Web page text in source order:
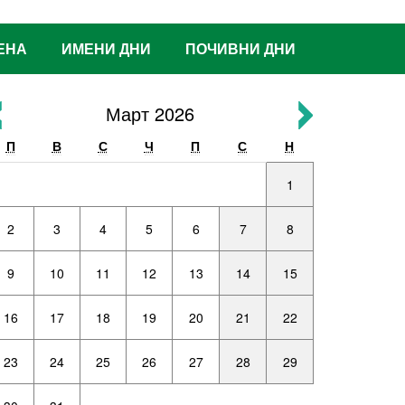
ИМЕНИ ДНИ ПОЧИВНИ ДНИ
Март 2026
П В С Ч П С Н
1
2 3 4 5 6 7 8
9 10 11 12 13 14 15
16 17 18 19 20 21 22
23 24 25 26 27 28 29